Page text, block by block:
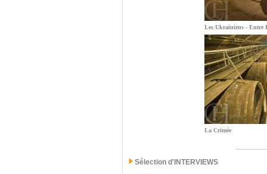
Les Ukrainiens - Entre
La Crimée
Sélection d'INTERVIEWS